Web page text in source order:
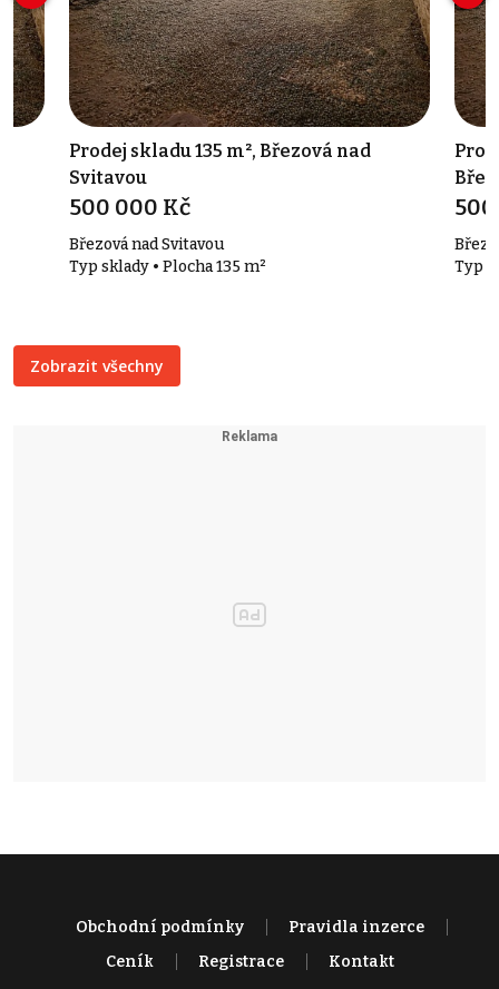
Prodej skladu 135 m², Březová nad
Svitavou
500 000 Kč
Březová nad Svitavou
Typ sklady • Plocha 135 m²
Typ
Zobrazit všechny
Obchodní podmínky
Pravidla inzerce
Ceník
Registrace Kontakt